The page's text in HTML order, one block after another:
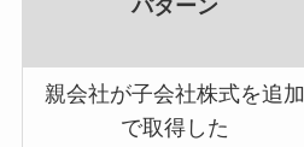
パターン
親会社が子会社株式を追加
で取得した